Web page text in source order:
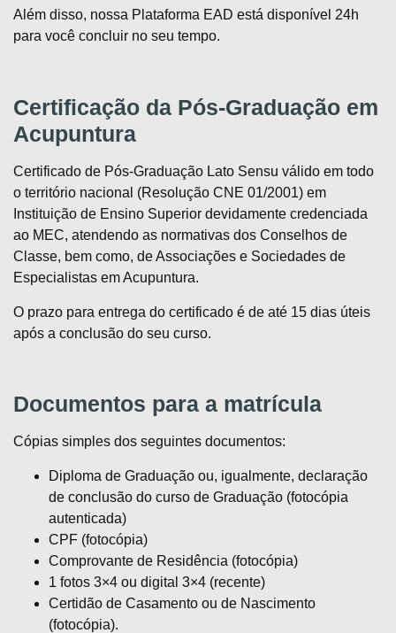
Além disso, nossa Plataforma EAD está disponível 24h
para você concluir no seu tempo.
Certificação da Pós-Graduação em
Acupuntura
Certificado de Pós-Graduação Lato Sensu válido em todo
o território nacional (Resolução CNE 01/2001) em
Instituição de Ensino Superior devidamente credenciada
ao MEC, atendendo as normativas dos Conselhos de
Classe, bem como, de Associações e Sociedades de
Especialistas em Acupuntura.
O prazo para entrega do certificado é de até 15 dias úteis
após a conclusão do seu curso.
Documentos para a matrícula
Cópias simples dos seguintes documentos:
Diploma de Graduação ou, igualmente, declaração
de conclusão do curso de Graduação (fotocópia
autenticada)
CPF (fotocópia)
Comprovante de Residência (fotocópia)
1 fotos 3×4 ou digital 3×4 (recente)
Certidão de Casamento ou de Nascimento
(fotocópia).